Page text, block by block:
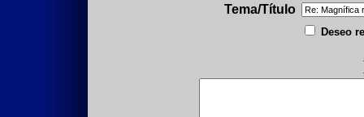
Tema/Título
Deseo